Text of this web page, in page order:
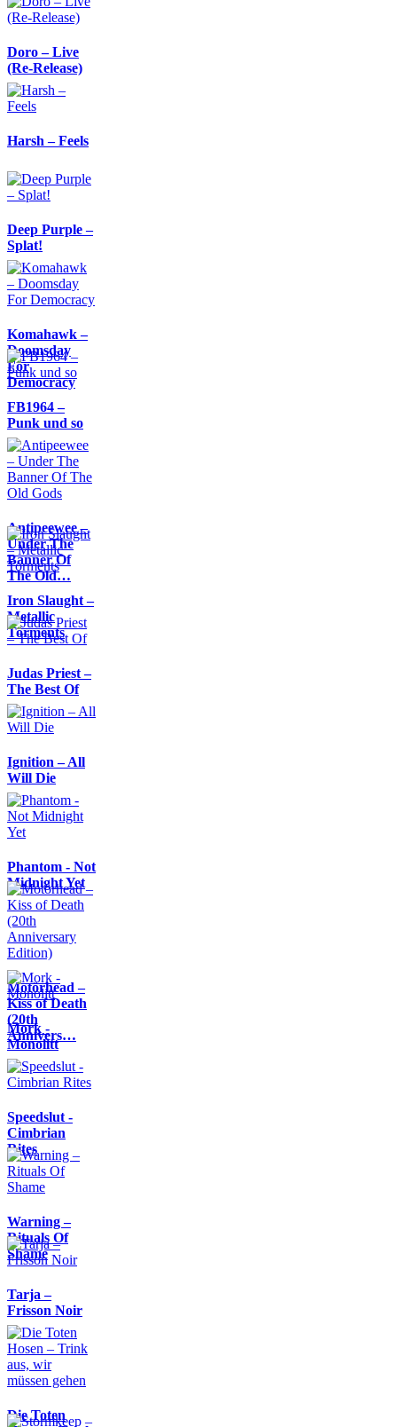
Doro – Live
(Re-Release)
Harsh – Feels
Deep Purple –
Splat!
Komahawk –
Doomsday
For
Democracy
FB1964 –
Punk und so
Antipeewee –
Under The
Banner Of
The Old…
Iron Slaught –
Metallic
Torments
Judas Priest –
The Best Of
Ignition – All
Will Die
Phantom - Not
Midnight Yet
Motörhead –
Kiss of Death
(20th
Annivers…
Mork -
Monolitt
Speedslut -
Cimbrian
Rites
Warning –
Rituals Of
Shame
Tarja –
Frisson Noir
Die Toten